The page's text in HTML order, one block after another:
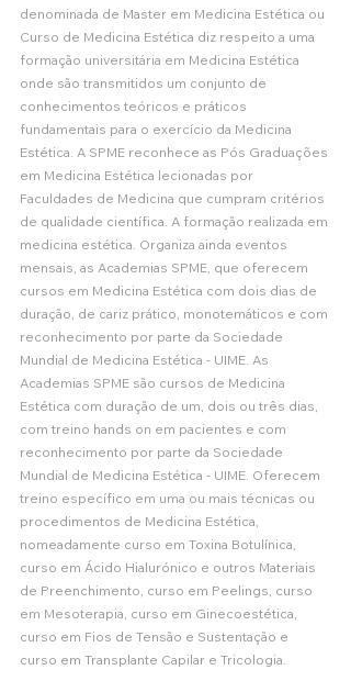
denominada de Master em Medicina Estética ou
Curso de Medicina Estética diz respeito a uma
formação universitária em Medicina Estética
onde são transmitidos um conjunto de
conhecimentos teóricos e práticos
fundamentais para o exercício da Medicina
Estética. A SPME reconhece as Pós Graduações
em Medicina Estética lecionadas por
Faculdades de Medicina que cumpram critérios
de qualidade científica. A formação realizada em
medicina estética. Organiza ainda eventos
mensais, as Academias SPME, que oferecem
cursos em Medicina Estética com dois dias de
duração, de cariz prático, monotemáticos e com
reconhecimento por parte da Sociedade
Mundial de Medicina Estética - UIME. As
Academias SPME são cursos de Medicina
Estética com duração de um, dois ou três dias,
com treino hands on em pacientes e com
reconhecimento por parte da Sociedade
Mundial de Medicina Estética - UIME. Oferecem
treino específico em uma ou mais técnicas ou
procedimentos de Medicina Estética,
nomeadamente curso em Toxina Botulínica,
curso em Ácido Hialurónico e outros Materiais
de Preenchimento, curso em Peelings, curso
em Mesoterapia, curso em Ginecoestética,
curso em Fios de Tensão e Sustentação e
curso em Transplante Capilar e Tricologia.